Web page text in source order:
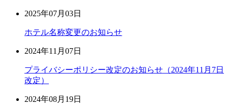
2025年07月03日
ホテル名称変更のお知らせ
2024年11月07日
プライバシーポリシー改定のお知らせ（2024年11月7日
改定）
2024年08月19日